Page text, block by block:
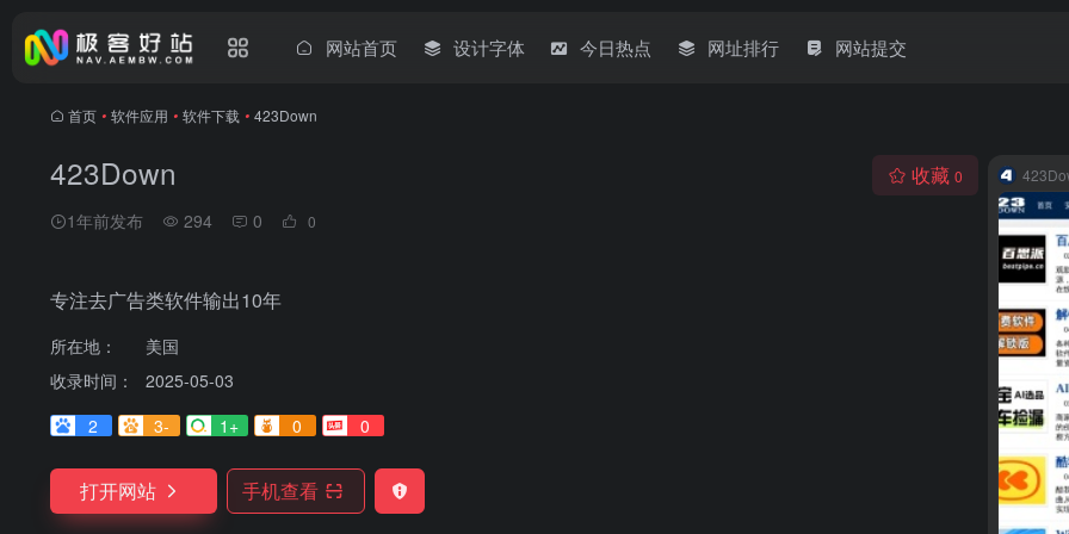
网站首页 设计字体 今日热点 网址排行 网站提交
首页 • 软件应用 • 软件下载 • 423Down
423Down
1年前发布 294 0 0
收藏 0
专注去广告类软件输出10年
所在地：
美国
收录时间：
2025-05-03
2
3- 1+ 0 0
打开网站 手机查看